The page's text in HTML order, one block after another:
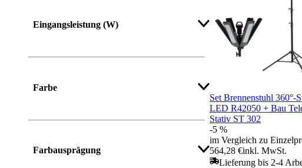
Eingangsleistung (W)
Farbe
Farbausprägung
Set Brennenstuhl 360°-
LED R42050 + Bau
Stativ ST 302
-5 %
im Vergleich zu
564,28 €inkl. MwSt.
Lieferung bis 2-4